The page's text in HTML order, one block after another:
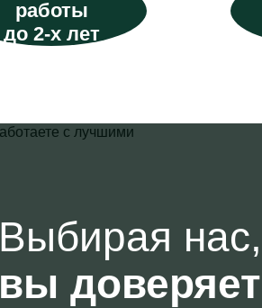
работы
до 2-х лет
Выбирая нас,
вы